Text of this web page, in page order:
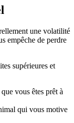
une volatilité
empêche de perdre
supérieures et
vous êtes prêt à
qui vous motive